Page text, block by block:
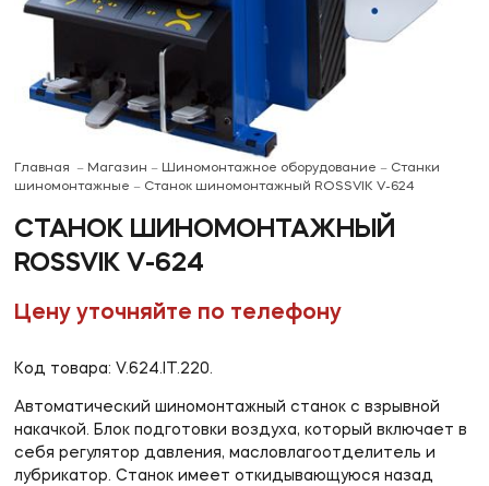
Главная Магазин Шиномонтажное оборудование
Станки
шиномонтажные
Станок шиномонтажный ROSSVIK V-624
СТАНОК ШИНОМОНТАЖНЫЙ
ROSSVIK V-624
Цену уточняйте по телефону
Код товара: V.624.IT.220.
Автоматический шиномонтажный станок с взрывной
накачкой. Блок подготовки воздуха, который включает в
себя регулятор давления, масловлагоотделитель и
лубрикатор. Станок имеет откидывающуюся назад